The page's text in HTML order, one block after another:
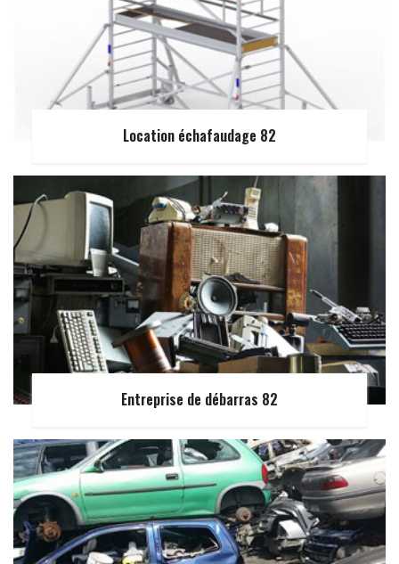
Location échafaudage 82
Entreprise de débarras 82